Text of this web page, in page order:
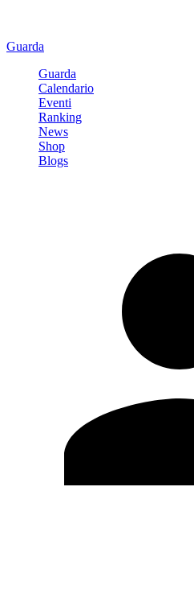
Guarda
Guarda
Calendario
Eventi
Ranking
News
Shop
Blogs